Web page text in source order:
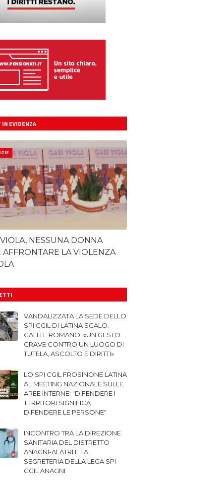
IN EVIDENZA
NESSUNA DONNA
AFFRONTARE LA VIOLENZA
VANDALIZZATA LA SEDE DELLO
SPI CGIL DI LATINA SCALO.
GALLI E ROMANO: «UN GESTO
GRAVE CONTRO UN LUOGO DI
TUTELA, ASCOLTO E DIRITTI»
LO SPI CGIL FROSINONE LATINA
AL MEETING NAZIONALE SULLE
AREE INTERNE: "DIFENDERE I
TERRITORI SIGNIFICA
DIFENDERE LE PERSONE"
INCONTRO TRA LA DIREZIONE
SANITARIA DEL DISTRETTO
ANAGNI-ALATRI E LA
SEGRETERIA DELLA LEGA SPI
CGIL ANAGNI